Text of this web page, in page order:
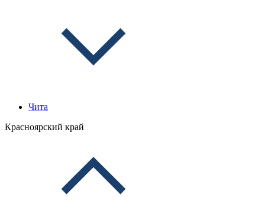
Чита
Красноярский край